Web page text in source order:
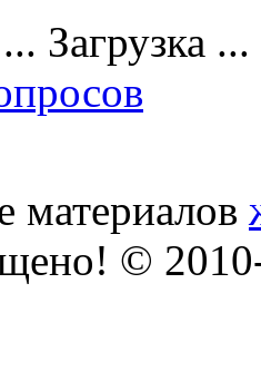
Загрузка ...
материалов
©